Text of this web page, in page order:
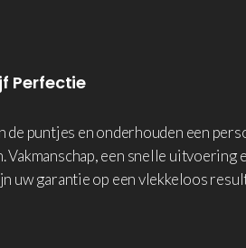
Perfectie
de puntjes en onderhouden een
Vakmanschap, een snelle uitvoering
uw garantie op een vlekkeloos